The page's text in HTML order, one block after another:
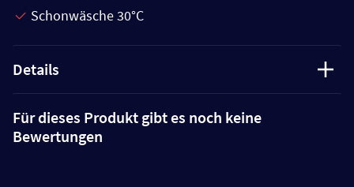
Schonwäsche 30°C
Details
Für dieses Produkt gibt es noch keine
Bewertungen